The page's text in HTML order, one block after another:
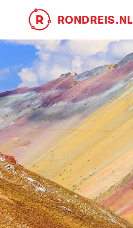
R RONDREIS.NL